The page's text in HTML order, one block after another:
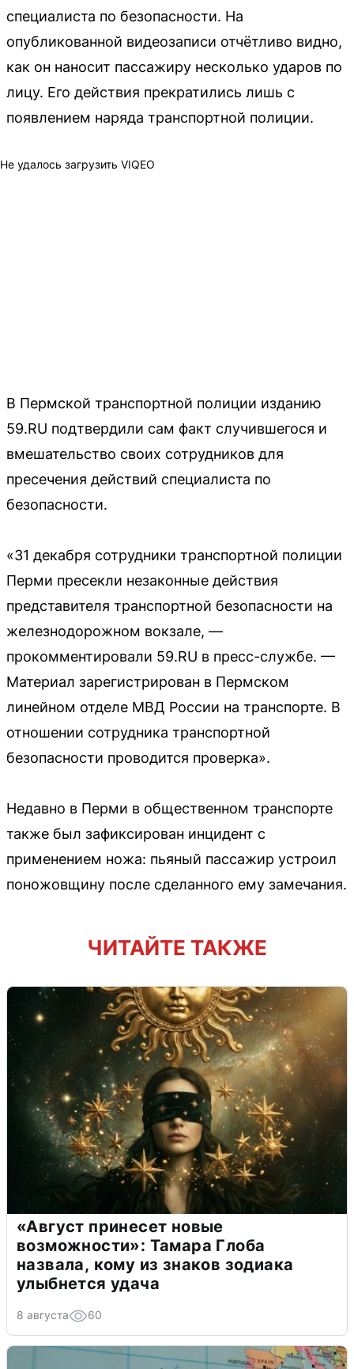
специалиста по безопасности. На
опубликованной видеозаписи отчётливо видно,
как он наносит пассажиру несколько ударов по
лицу. Его действия прекратились лишь с
появлением наряда транспортной полиции.
Не удалось загрузить VIQEO
В Пермской транспортной полиции изданию
59.RU подтвердили сам факт случившегося и
вмешательство своих сотрудников для
пресечения действий специалиста по
безопасности.
«31 декабря сотрудники транспортной полиции
Перми пресекли незаконные действия
представителя транспортной безопасности на
железнодорожном вокзале, —
прокомментировали 59.RU в пресс-службе. —
Материал зарегистрирован в Пермском
линейном отделе МВД России на транспорте. В
отношении сотрудника транспортной
безопасности проводится проверка».
Недавно в Перми в общественном транспорте
также был зафиксирован инцидент с
применением ножа: пьяный пассажир устроил
поножовщину после сделанного ему замечания.
ЧИТАЙТЕ ТАКЖЕ
«Август принесет новые
возможности»: Тамара Глоба
назвала, кому из знаков зодиака
улыбнется удача
8 августа 60